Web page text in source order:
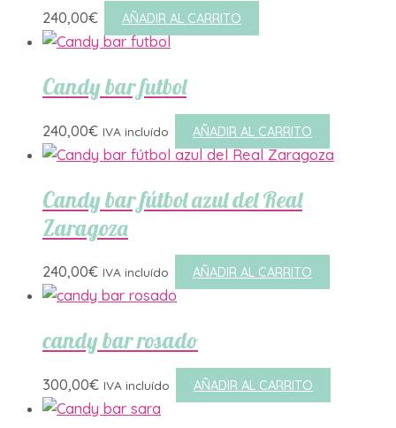
240,00€ AÑADIR AL CARRITO
Candy bar futbol
240,00€ IVA incluído AÑADIR AL CARRITO
Candy bar fútbol azul del Real
Zaragoza
240,00€ IVA incluído AÑADIR AL CARRITO
candy bar rosado
300,00€ IVA incluído AÑADIR AL CARRITO